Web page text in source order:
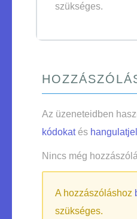
szükséges.
Az üzeneteidben
kódokatés
Nincs még
A hozzászóláshoz
szükséges.